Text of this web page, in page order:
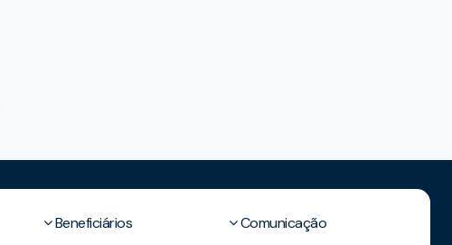
Beneficiários Comunicação